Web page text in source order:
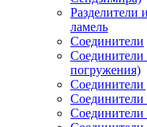
Разделители
ламель
Соединители
Соединители
погружения)
Соединители